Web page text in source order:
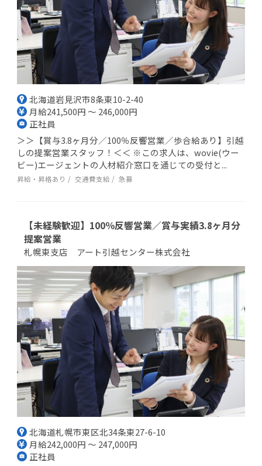
北海道岩見沢市8条東10-2-40
月給241,500円 ～ 246,000円
正社員
＞＞【賞与3.8ヶ月分／100％反響営業／歩合給あり】引越
しの提案営業スタッフ！＜＜ ※この求人は、wovie(ウー
ビー)エージェントの人材紹介窓口を通じての受付と...
昇給・昇格あり 交通費支給 急募
【未経験歓迎】100％反響営業／賞与実績3.8ヶ月分
提案営業
札幌東支店 アート引越センター株式会社
北海道札幌市東区北34条東27-6-10
月給242,000円 ～ 247,000円
正社員